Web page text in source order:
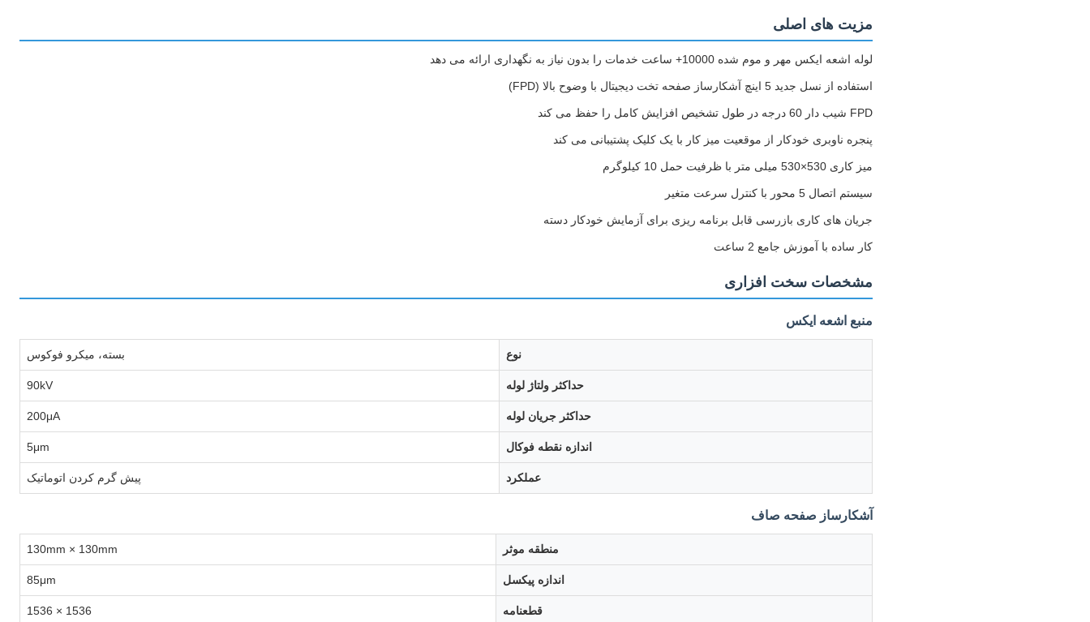
مزیت های اصلی
لوله اشعه ایکس مهر و موم شده 10000+ ساعت خدمات را بدون نیاز به نگهداری ارائه می دهد
استفاده از نسل جدید 5 اینچ آشکارساز صفحه تخت دیجیتال با وضوح بالا (FPD)
FPD شیب دار 60 درجه در طول تشخیص افزایش کامل را حفظ می کند
پنجره ناوبری خودکار از موقعیت میز کار با یک کلیک پشتیبانی می کند
میز کاری 530×530 میلی متر با ظرفیت حمل 10 کیلوگرم
سیستم اتصال 5 محور با کنترل سرعت متغیر
جریان های کاری بازرسی قابل برنامه ریزی برای آزمایش خودکار دسته
کار ساده با آموزش جامع 2 ساعت
مشخصات سخت افزاری
منبع اشعه ایکس
نوع بسته، میکرو فوکوس
حداکثر ولتاژ لوله 90kV
حداکثر جریان لوله 200μA
اندازه نقطه فوکال 5μm
عملکرد پیش گرم کردن اتوماتیک
آشکارساز صفحه صاف
منطقه موثر 130mm × 130mm
اندازه پیکسل 85μm
قطعنامه 1536 × 1536